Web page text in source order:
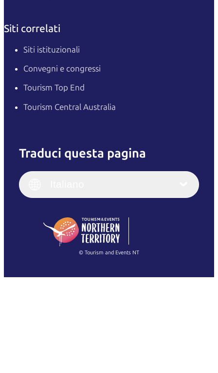
Siti correlati
Siti istituzionali
Convegni e congressi
Tourism Top End
Tourism Central Australia
Traduci questa pagina
English
(Singapore)
Français
Italiano
繁體中文
© Tourism and Events NT